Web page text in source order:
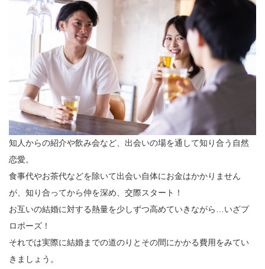
知人からの紹介や飲み会など、出会いの場を通して知り合う自然
恋愛。
食事代やお茶代などを除いて出会い自体にお金はかかりません
が、知り合ってから仲を深め、交際スタート！
お互いの結婚に対する熱量を少しずつ高めていきながら…いざプ
ロポーズ！
それでは実際に結婚までの道のりとその間にかかる費用をみてい
きましょう。